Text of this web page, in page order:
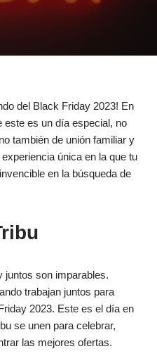
del Black Friday 2023! En
este es un día especial, no
también de unión familiar y
única en la que tu
en la búsqueda de
juntos son imparables.
trabajan juntos para
2023. Este es el día en
se unen para celebrar,
las mejores ofertas.